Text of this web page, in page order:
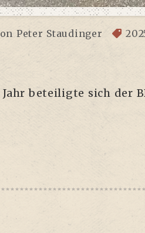
Peter Staudinger
Jahr betei­lig­te sich der